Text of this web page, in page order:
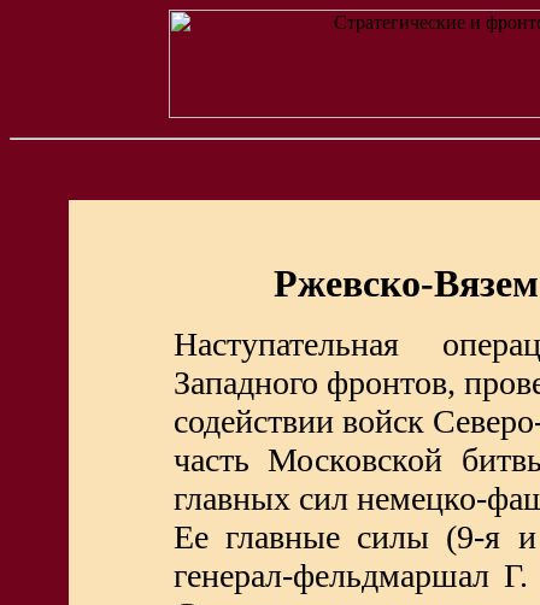
Ржевско-
Наступательная
Западного фронтов,
содействии войск
часть Московской
главных сил немецко-
Ее главные силы (9-я
генерал-фельдмаршал